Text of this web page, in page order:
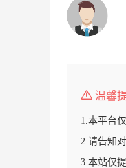
温馨
1.本平台
2.请告知
3.本站仅